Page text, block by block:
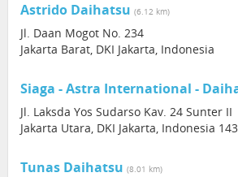
Astrido Daihatsu (6.12 km)
Jl. Daan Mogot No. 234
Jakarta Barat, DKI Jakarta, Indonesia
Siaga - Astra International -
Jl. Laksda Yos Sudarso Kav. 24 Sunter II
Jakarta Utara, DKI Jakarta, Indonesia
Tunas Daihatsu (8.01 km)